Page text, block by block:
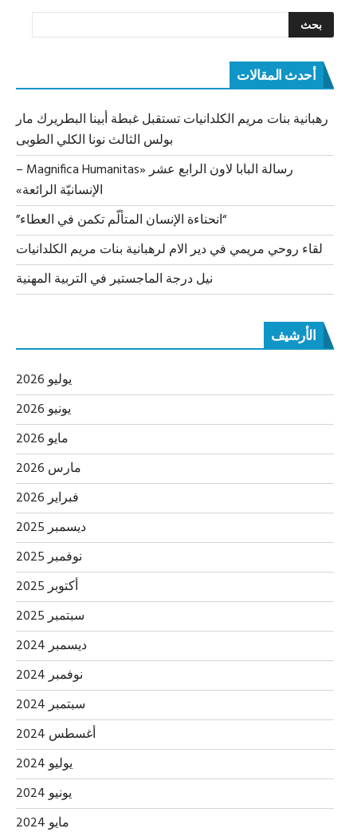
أحدث المقالات
رهبانية بنات مريم الكلدانيات تستقبل غبطة أبينا البطريرك مار
بولس الثالث نونا الكلي الطوبى
رسالة البابا لاون الرابع عشر «Magnifica Humanitas –
الإنسانيّة الرائعة»
“انحناءة الإنسان المتألّم تكمن في العطاء”
لقاء روحي مريمي في دير الام لرهبانية بنات مريم الكلدانيات
نيل درجة الماجستير في التربية المهنية
الأرشيف
يوليو 2026
يونيو 2026
مايو 2026
مارس 2026
فبراير 2026
ديسمبر 2025
نوفمبر 2025
أكتوبر 2025
سبتمبر 2025
ديسمبر 2024
نوفمبر 2024
سبتمبر 2024
أغسطس 2024
يوليو 2024
يونيو 2024
مايو 2024